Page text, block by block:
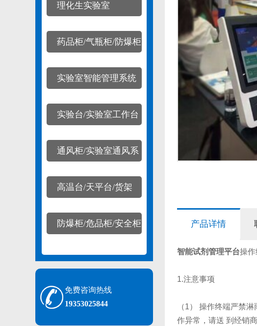
理化生实验室
药品柜/气瓶柜/防爆柜
实验室智能管理系统
实验台/实验室工作台
通风柜/实验室通风系
高温台/天平台/货架
防爆柜/危品柜/安全柜
免费咨询热线
19353025844
产品详情
智能试剂管理平台操作
1.注意事项
（1） 操作终端严禁
作异常，请送 到经销